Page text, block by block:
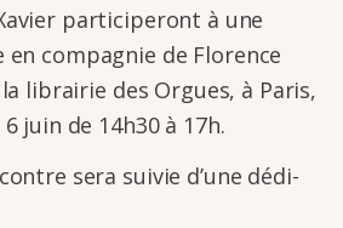
parti­ci­pe­ront à une
en compa­gnie de Florence
librai­rie des Orgues, à Paris,
juin de 14h30 à 17h.
sera suivie d’une dédi­